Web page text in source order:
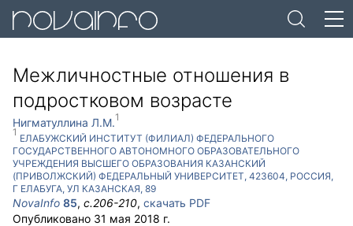
Межличностные отношения в
подростковом возрасте
Нигматуллина Л.М.1
1
ЕЛАБУЖСКИЙ ИНСТИТУТ (ФИЛИАЛ) ФЕДЕРАЛЬНОГО
ГОСУДАРСТВЕННОГО АВТОНОМНОГО ОБРАЗОВАТЕЛЬНОГО
УЧРЕЖДЕНИЯ ВЫСШЕГО ОБРАЗОВАНИЯ КАЗАНСКИЙ
(ПРИВОЛЖСКИЙ) ФЕДЕРАЛЬНЫЙ УНИВЕРСИТЕТ, 423604, РОССИЯ,
Г ЕЛАБУГА, УЛ КАЗАНСКАЯ, 89
NovaInfo 85, с.206-210, скачать PDF
Опубликовано 31 мая 2018 г.